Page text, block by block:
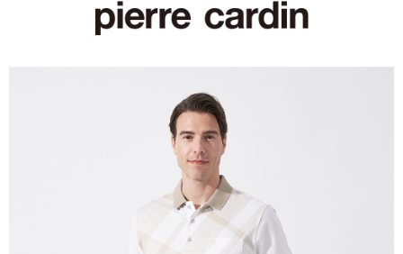
付款後全家取貨
每筆NT$60，滿NT$1,200(含以上)免運費
每筆NT$60，滿NT$1,200(含以上)免運費
每筆NT$60，滿NT$1,200(含以上)免運費